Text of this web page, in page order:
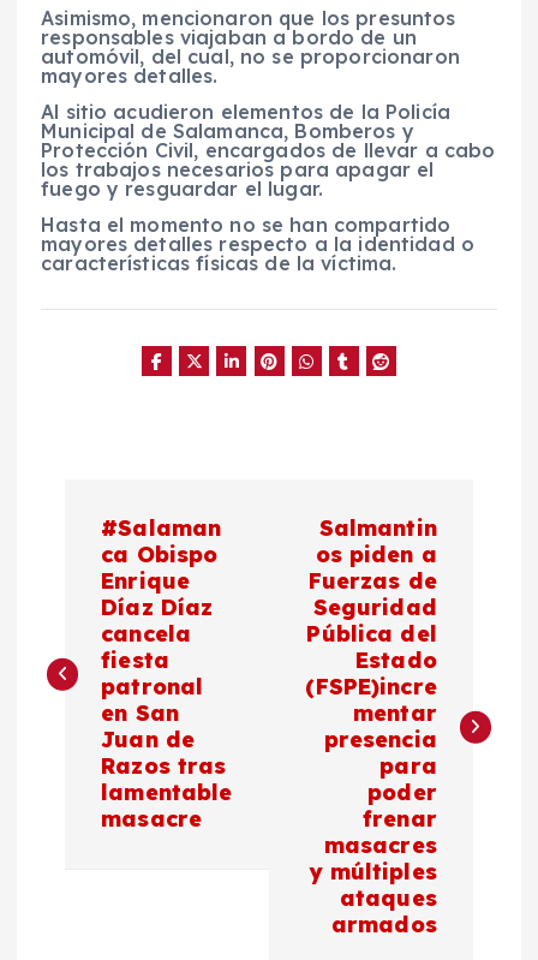
Asimismo, mencionaron que los presuntos
responsables viajaban a bordo de un
automóvil, del cual, no se proporcionaron
mayores detalles.
Al sitio acudieron elementos de la Policía
Municipal de Salamanca, Bomberos y
Protección Civil, encargados de llevar a cabo
los trabajos necesarios para apagar el
fuego y resguardar el lugar.
Hasta el momento no se han compartido
mayores detalles respecto a la identidad o
características físicas de la víctima.
e
#Salaman
ca Obispo
Enrique
Díaz Díaz
cancela
fiesta
patronal
en San
Juan de
Razos tras
lamentable
masacre
Salmantin
os piden a
Fuerzas de
Seguridad
Pública del
Estado
(FSPE)incre
mentar
presencia
para
poder
frenar
masacres
y múltiples
ataques
armados